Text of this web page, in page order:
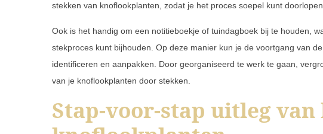
stekken van knoflookplanten, zodat je het proces soepel kunt
Ook is het handig om een notitieboekje of tuindagboek bij te houden,
stekproces kunt bijhouden. Op deze manier kun je de voortgang van
identificeren en aanpakken. Door georganiseerd te werk te gaan,
van je knoflookplanten door stekken.
Stap-voor-stap uitleg